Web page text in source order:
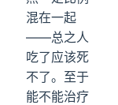
混在一起
——总之人
吃了应该死
不了。至于
能不能治疗